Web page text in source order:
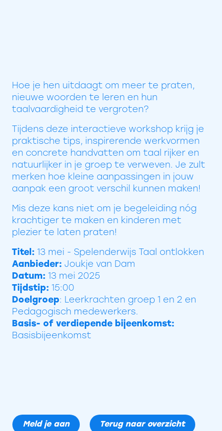
Hoe je hen uitdaagt om meer te praten,
nieuwe woorden te leren en hun
taalvaardigheid te vergroten?
Tijdens deze interactieve workshop krijg je
praktische tips, inspirerende werkvormen
en concrete handvatten om taal rijker en
natuurlijker in je groep te verweven. Je zult
merken hoe kleine aanpassingen in jouw
aanpak een groot verschil kunnen maken!
Mis deze kans niet om je begeleiding nóg
krachtiger te maken en kinderen met
plezier te laten praten!
Titel: 13 mei - Spelenderwijs Taal ontlokken
Aanbieder: Joukje van Dam
Datum: 13 mei 2025
Tijdstip: 15:00
Doelgroep: Leerkrachten groep 1 en 2 en
Pedagogisch medewerkers.
Basis- of verdiepende bijeenkomst:
Basisbijeenkomst
Meld je aan Terug naar overzicht